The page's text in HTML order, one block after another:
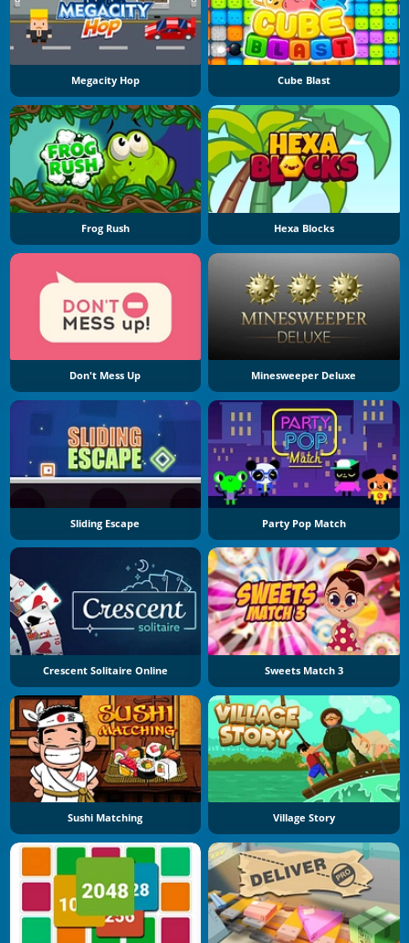
Megacity Hop Cube Blast
Frog Rush Hexa Blocks
Don't Mess Up Minesweeper Deluxe
Sliding Escape Party Pop Match
Crescent Solitaire Online Sweets Match 3
Sushi Matching Village Story